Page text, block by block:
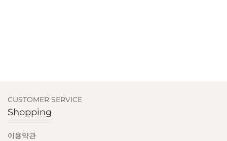
CUSTOMER SERVICE
Shopping
이용약관